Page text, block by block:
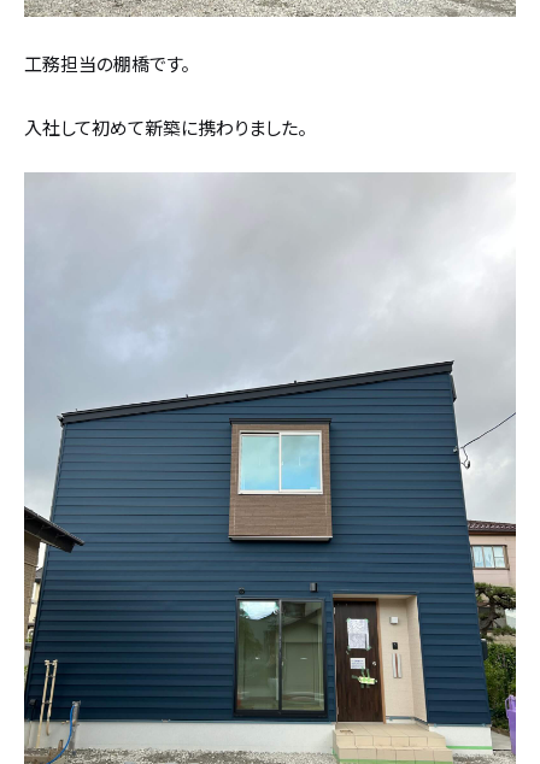
不動産情報
無料相談 イベント 資料請求
工務担当の棚橋です。
入社して初めて新築に携わりました。